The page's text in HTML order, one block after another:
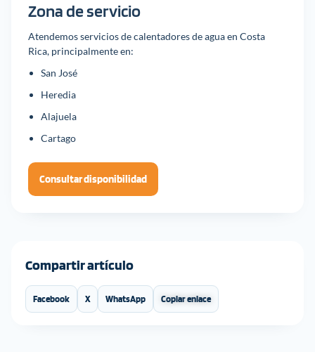
Zona de servicio
Atendemos servicios de calentadores de agua en Costa
Rica, principalmente en:
San José
Heredia
Alajuela
Cartago
Consultar disponibilidad
Compartir artículo
Facebook X WhatsApp Copiar enlace